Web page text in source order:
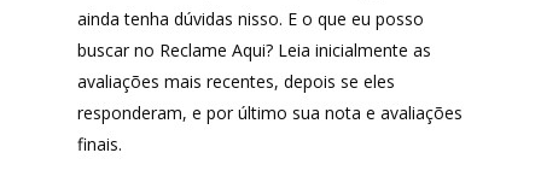
ainda tenha dúvidas nisso. E o que eu posso
buscar no Reclame Aqui? Leia inicialmente as
avaliações mais recentes, depois se eles
responderam, e por último sua nota e avaliações
finais.